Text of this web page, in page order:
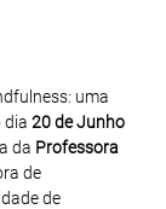
uma
dia 20 de Junho
da Professora
de
de